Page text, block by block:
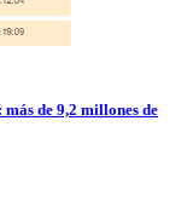
de 9,2 millones de